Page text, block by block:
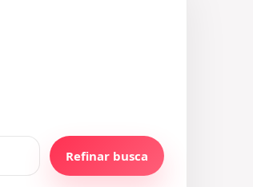
Refinar busca